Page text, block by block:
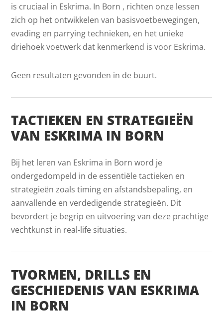
is cruciaal in Eskrima. In Born , richten onze lessen
zich op het ontwikkelen van basisvoetbewegingen,
evading en parrying technieken, en het unieke
driehoek voetwerk dat kenmerkend is voor Eskrima.
Geen resultaten gevonden in de buurt.
TACTIEKEN EN STRATEGIEËN
VAN ESKRIMA IN BORN
Bij het leren van Eskrima in Born word je
ondergedompeld in de essentiële tactieken en
strategieën zoals timing en afstandsbepaling, en
aanvallende en verdedigende strategieën. Dit
bevordert je begrip en uitvoering van deze prachtige
vechtkunst in real-life situaties.
TVORMEN, DRILLS EN
GESCHIEDENIS VAN ESKRIMA
IN BORN